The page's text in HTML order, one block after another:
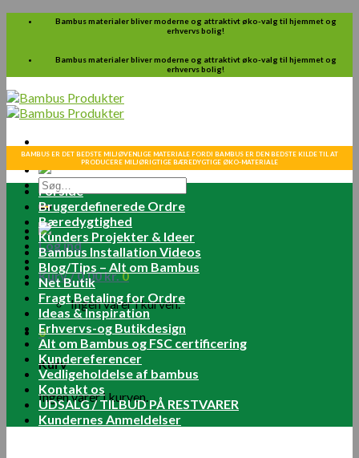
Skip
Bambus materialer bliver moderne og attraktivt øko-valg til hjemmet og
erhvervs bolig!
Bambus materialer bliver moderne og attraktivt øko-valg til hjemmet og
erhvervs bolig!
Søg
efter:
Log ind
Kurv /0.00kr.0
Ingen varer i kurven.
0
Kurv
Ingen varer i kurven.
BAMBUS ER DET BEDSTE MILJØVENLIGE MATERIALE FORDI BAMBUS ER DEN BEDSTE KILDE TIL AT
PRODUCERE MILJØRIGTIGE BÆREDYGTIGE ØKO-MATERIALE
Forside
Brugerdefinerede Ordre
Bæredygtighed
Kunders Projekter & Ideer
Bambus Installation Videos
Blog/Tips – Alt om Bambus
Net Butik
Fragt Betaling for Ordre
Ideas & Inspiration
Erhvervs-og Butikdesign
Alt om Bambus og FSC certificering
Kundereferencer
Vedligeholdelse af bambus
Kontakt os
UDSALG / TILBUD PÅ RESTVARER
Kundernes Anmeldelser